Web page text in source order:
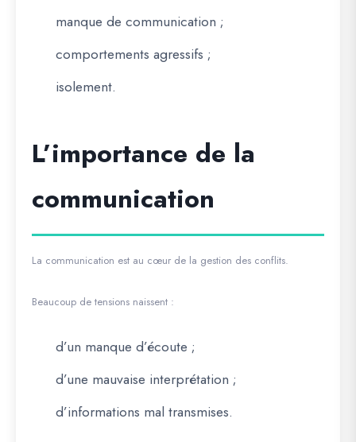
manque de communication ;
comportements agressifs ;
isolement.
L’importance de la
communication
La communication est au cœur de la gestion des conflits.
Beaucoup de tensions naissent :
d’un manque d’écoute ;
d’une mauvaise interprétation ;
d’informations mal transmises.